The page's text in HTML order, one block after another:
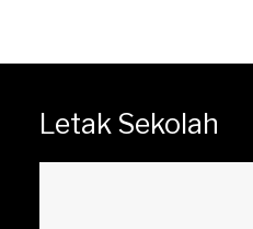
Letak Sekolah